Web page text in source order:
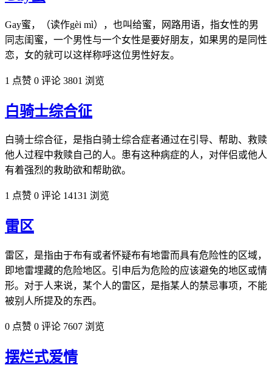
Gay蜜，（读作gèi mì），也叫给蜜，网路用语，指女性的男
同志闺蜜，一个男性与一个女性是要好朋友，如果男的是同性
恋，女的就可以这样称呼这位男性好友。
1 点赞 0 评论 3801 浏览
白骑士综合征
白骑士综合征，是指白骑士综合症者通过在引导、帮助、救赎
他人过程中救赎自己的人。患有这种病症的人，对伴侣或他人
有着强烈的救助欲和帮助欲。
1 点赞 0 评论 14131 浏览
雷区
雷区，是指由于布有或者怀疑布有地雷而具有危险性的区域，
即地雷埋藏的危险地区。引申后为危险的应该避免的地区或情
形。对于人来说，某个人的雷区，是指某人的禁忌事项，不能
被别人所提及的东西。
0 点赞 0 评论 7607 浏览
摆烂式爱情